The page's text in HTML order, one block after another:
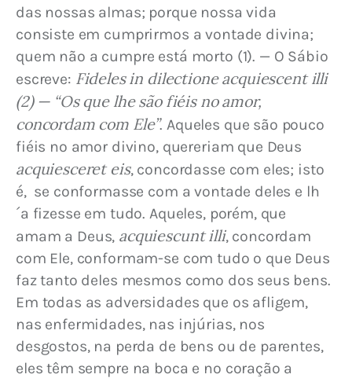
das nossas almas; porque nossa vida
consiste em cumprirmos a vontade divina;
quem não a cumpre está morto (1). — O Sábio
escreve: Fideles in dilectione acquiescent illi
(2) — “Os que lhe são fiéis no amor,
concordam com Ele”. Aqueles que são pouco
fiéis no amor divino, quereriam que Deus
acquiesceret eis, concordasse com eles; isto
é,  se conformasse com a vontade deles e lh
´a fizesse em tudo. Aqueles, porém, que
amam a Deus, acquiescunt illi, concordam
com Ele, conformam-se com tudo o que Deus
faz tanto deles mesmos como dos seus bens.
Em todas as adversidades que os afligem,
nas enfermidades, nas injúrias, nos
desgostos, na perda de bens ou de parentes,
eles têm sempre na boca e no coração a